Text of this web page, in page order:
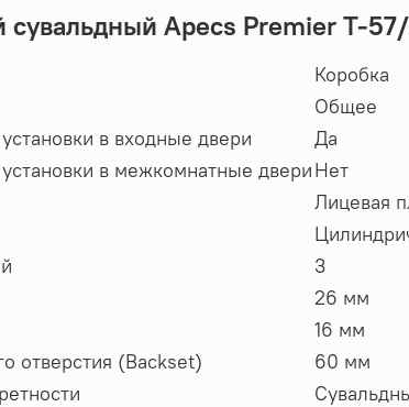
сувальдный Apecs Premier T-
Коробка
Общее
в входные двери
Да
в межкомнатные двериНет
Лицевая
3
26 мм
16 мм
отверстия (Backset)
60 мм